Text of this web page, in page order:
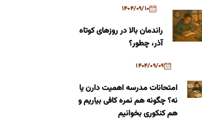
1404/09/10
راندمان بالا در روزهای کوتاه
آذر، چطور؟
1404/09/09
امتحانات مدرسه اهمیت دارن یا
نه؟ چگونه هم نمره کافی بیاریم و
هم کنکوری بخوانیم